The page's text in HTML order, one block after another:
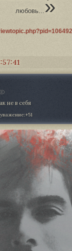
любовь...»
не в себя
уважение:+51